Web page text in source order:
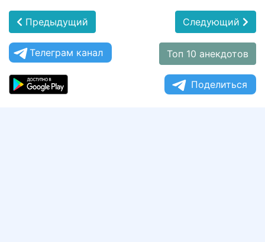
Предыдущий Следующий
Телеграм канал Топ 10 анекдотов
Поделиться